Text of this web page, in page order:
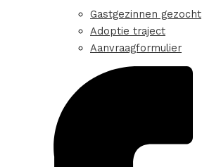
Gastgezinnen gezocht
Adoptie traject
Aanvraagformulier